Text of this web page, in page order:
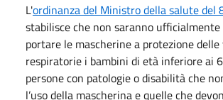
L'ordinanza del Ministro della salute
stabilisce che non saranno
portare le mascherine a protezione delle
respiratorie i bambini di età inferiore ai
persone con patologie o disabilità che
l’uso della mascherina e quelle che